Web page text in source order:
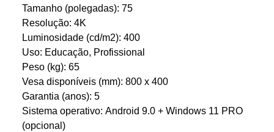
Tamanho (polegadas): 75
Resolução: 4K
Luminosidade (cd/m2): 400
Uso: Educação, Profissional
Peso (kg): 65
Vesa disponíveis (mm): 800 x 400
Garantia (anos): 5
Sistema operativo: Android 9.0 + Windows 11 PRO
(opcional)